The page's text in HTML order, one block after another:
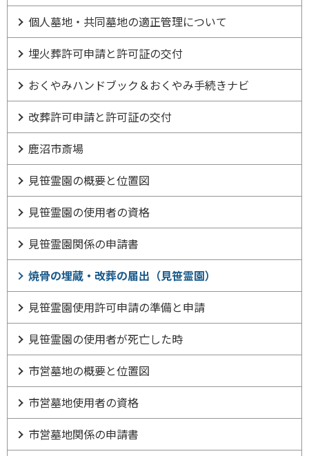
個人墓地・共同墓地の適正管理について
埋火葬許可申請と許可証の交付
おくやみハンドブック＆おくやみ手続きナビ
改葬許可申請と許可証の交付
鹿沼市斎場
見笹霊園の概要と位置図
見笹霊園の使用者の資格
見笹霊園関係の申請書
焼骨の埋蔵・改葬の届出（見笹霊園）
見笹霊園使用許可申請の準備と申請
見笹霊園の使用者が死亡した時
市営墓地の概要と位置図
市営墓地使用者の資格
市営墓地関係の申請書